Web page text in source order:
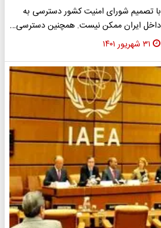
تصمیم شورای امنیت کشور دسترسی به
داخل ایران ممکن نیست. همچنین دسترسی…
۳۱ شهریور ۱۴۰۱